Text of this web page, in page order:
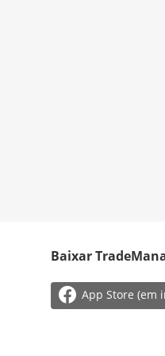
Baixar
 App Store (em